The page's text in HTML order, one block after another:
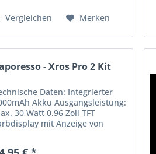
Verfügbare...
Vergleichen Merken
- Xros Pro 2 Kit
Daten: Integrierter
Akku Ausgangsleistung:
30 Watt 0.96 Zoll TFT
mit Anzeige von